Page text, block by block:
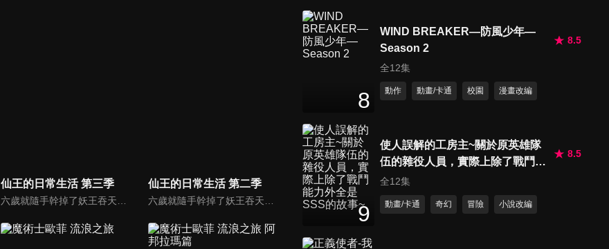
仙王的日常生活 第三季 仙王的日常生活 第二季
8
WIND BREAKER—防風少年—
Season 2
8.5
全12集
動作 動畫/卡通 校園 漫畫改編
9
使人誤解的工房主~關於原英雄隊
伍的雜役人員，實際上除了戰鬥能
力外全是SSS的故事~
8.5
全12集
動畫/卡通 奇幻 冒險 小說改編